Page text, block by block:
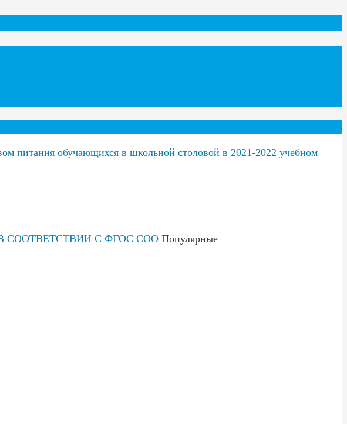
питания обучающихся в школьной столовой в 2021-2022 учебном
СООТВЕТСТВИИ С ФГОС СОО Популярные